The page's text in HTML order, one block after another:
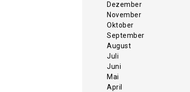
Dezember
November
Oktober
September
August
Juli
Juni
Mai
April